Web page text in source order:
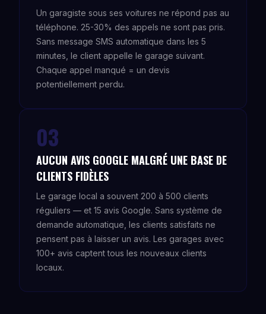
Un garagiste sous ses voitures ne répond pas au
téléphone. 25-30% des appels ne sont pas pris.
Sans message SMS automatique dans les 5
minutes, le client appelle le garage suivant.
Chaque appel manqué = un devis
potentiellement perdu.
03
AUCUN AVIS GOOGLE MALGRÉ UNE BASE DE
CLIENTS FIDÈLES
Le garage local a souvent 200 à 500 clients
réguliers — et 15 avis Google. Sans système de
demande automatique, les clients satisfaits ne
pensent pas à laisser un avis. Les garages avec
100+ avis captent tous les nouveaux clients
locaux.